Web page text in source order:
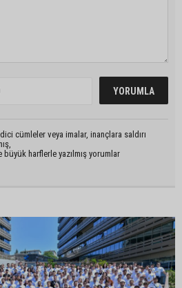
cümleler veya imalar, inançlara saldırı
harflerle yazılmış yorumlar